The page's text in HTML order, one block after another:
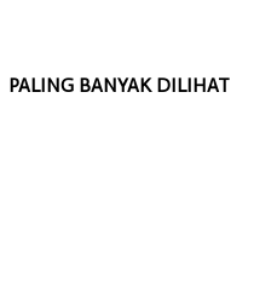
PALING BANYAK DILIHAT